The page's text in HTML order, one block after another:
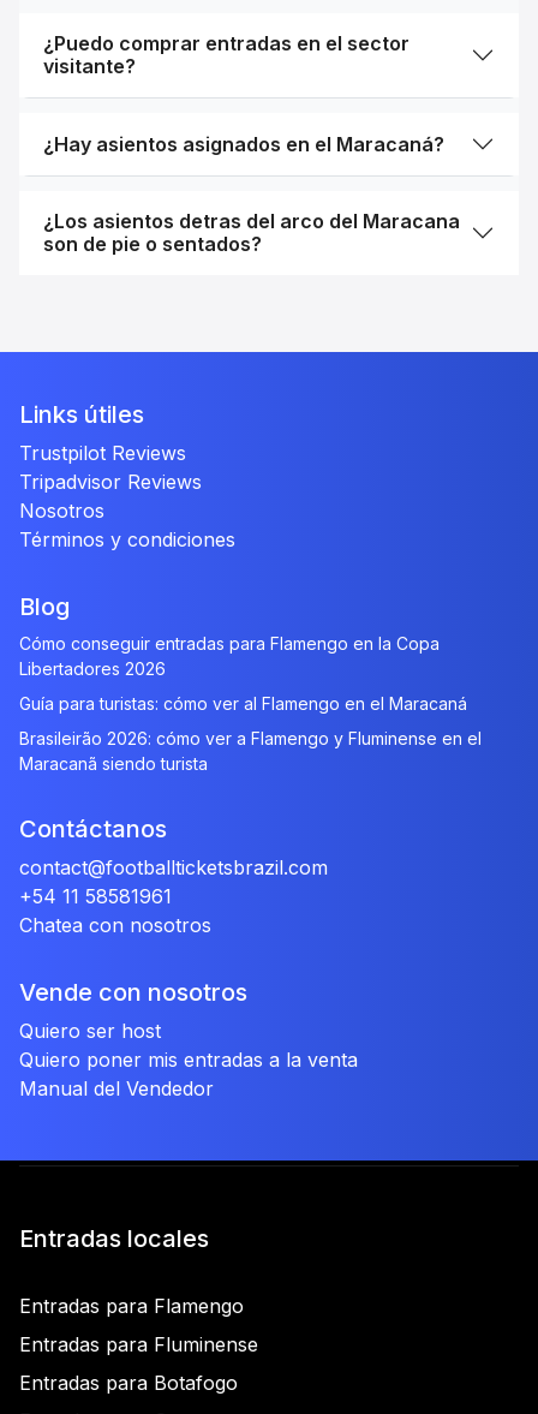
¿Puedo comprar entradas en el sector
visitante?
¿Hay asientos asignados en el Maracaná?
¿Los asientos detras del arco del Maracana
son de pie o sentados?
Links útiles
Trustpilot Reviews
Tripadvisor Reviews
Nosotros
Términos y condiciones
Blog
Cómo conseguir entradas para Flamengo en la Copa
Libertadores 2026
Guía para turistas: cómo ver al Flamengo en el Maracaná
Brasileirão 2026: cómo ver a Flamengo y Fluminense en el
Maracanã siendo turista
Contáctanos
contact@footballticketsbrazil.com
+54 11 58581961
Chatea con nosotros
Vende con nosotros
Quiero ser host
Quiero poner mis entradas a la venta
Manual del Vendedor
Entradas locales
Entradas para Flamengo
Entradas para Fluminense
Entradas para Botafogo